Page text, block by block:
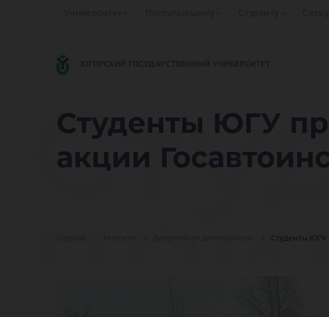
Студенты ЮГУ
акции
Студенты ЮГУ